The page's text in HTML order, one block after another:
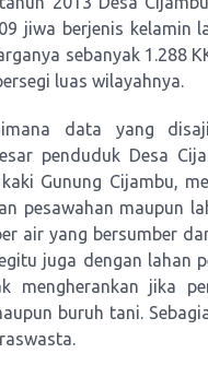
jiwa berjenis kelamin
sebanyak 1.288
luas wilayahnya.
data yang
penduduk Desa
Gunung Cijambu,
pesawahan maupun
air yang bersumber
juga dengan lahan
mengherankan jika
buruh tani.